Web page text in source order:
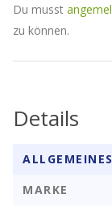
Du musst
zu können.
Details
ALLGEMEINES
MARKE